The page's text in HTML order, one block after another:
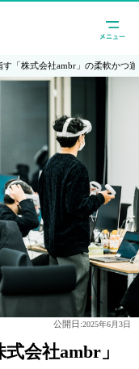
「株式会社ambr」の柔軟かつ
公開日:2025年6月3日
会社ambr」